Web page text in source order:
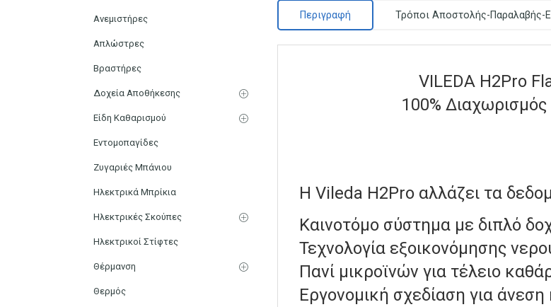
Περιγραφή Τρόποι Αποστολής-Παραλαβής-
VILEDA H2Pro
100%
Η Vileda H2Pro αλλάζει τα
Καινοτόμο σύστημα με διπλό
Τεχνολογία εξοικονόμησης
Πανί μικροϊνών για τέλειο
Εργονομική σχεδίαση για
Ανεμιστήρες
Απλώστρες
Βραστήρες
Δοχεία Αποθήκεσης
Είδη Καθαρισμού
Εντομοπαγίδες
Ζυγαριές Μπάνιου
Ηλεκτρικά Μπρίκια
Ηλεκτρικές Σκούπες
Ηλεκτρικοί Στίφτες
Θέρμανση
Θερμός